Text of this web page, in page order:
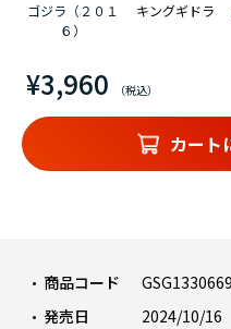
¥3,960
商品コード
GSG1330669
発売日
2024/10/16
ゴジラ（２０１
６）
キングギドラ
カート